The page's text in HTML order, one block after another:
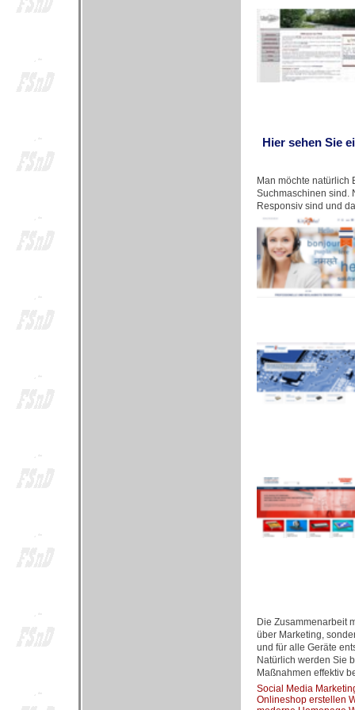
Hier sehen Sie
Man möchte
Suchmaschinen sind.
Responsiv sind und
Die Zusammenarbeit
über Marketing,
und für alle Geräte
Natürlich werden Sie
Maßnahmen effektiv
Social Media
Onlineshop erstellen